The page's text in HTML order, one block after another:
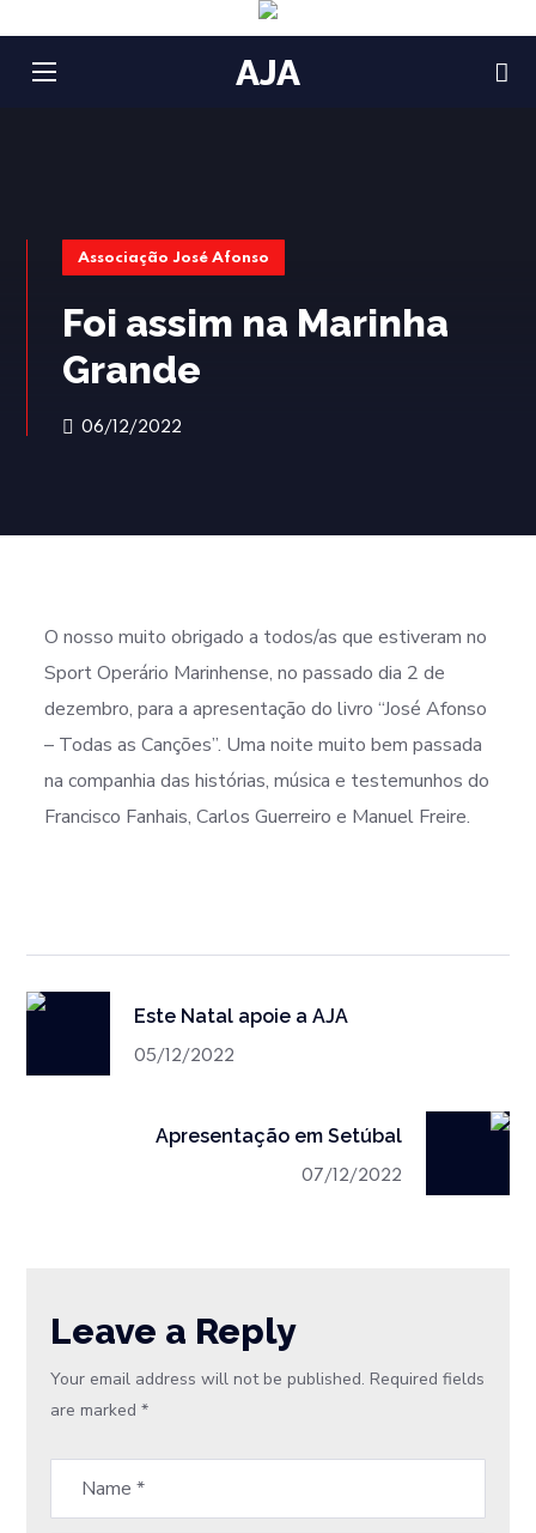
AJA
Associação José Afonso
Foi assim na Marinha
Grande
06/12/2022
O nosso muito obrigado a todos/as que estiveram no
Sport Operário Marinhense, no passado dia 2 de
dezembro, para a apresentação do livro “José Afonso
– Todas as Canções”. Uma noite muito bem passada
na companhia das histórias, música e testemunhos do
Francisco Fanhais, Carlos Guerreiro e Manuel Freire.
Este Natal apoie a AJA
05/12/2022
Apresentação em Setúbal
07/12/2022
Leave a Reply
Your email address will not be published. Required fields
are marked*